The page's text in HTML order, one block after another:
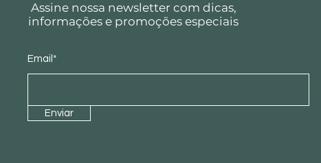
Assine nossa newsletter com dicas,
informações e promoções especiais
Email*
Enviar